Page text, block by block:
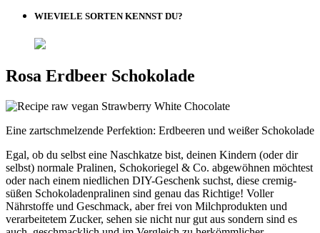
WIEVIELE SORTEN KENNST DU?
Rosa Erdbeer Schokolade
Eine zartschmelzende Perfektion: Erdbeeren und weißer Schokolade
Egal, ob du selbst eine Naschkatze bist, deinen Kindern (oder dir
selbst) normale Pralinen, Schokoriegel & Co. abgewöhnen möchtest
oder nach einem niedlichen DIY-Geschenk suchst, diese cremig-
süßen Schokoladenpralinen sind genau das Richtige! Voller
Nährstoffe und Geschmack, aber frei von Milchprodukten und
verarbeitetem Zucker, sehen sie nicht nur gut aus sondern sind es